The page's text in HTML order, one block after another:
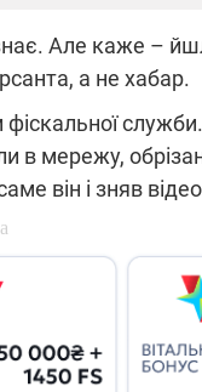
Але каже –
а не хабар.
в мережу,
він і зняв відео